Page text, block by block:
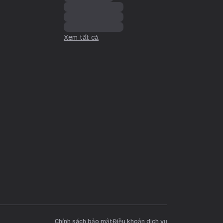
Xem tất cả
Chính sách bảo mậtĐiều khoản dịch vụ